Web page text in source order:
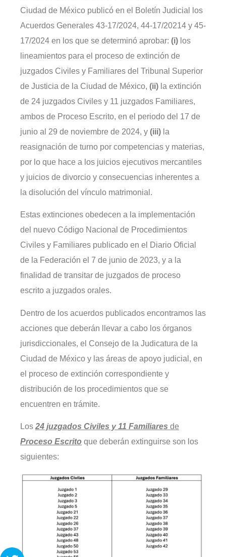
Ciudad de México publicó en el Boletín Judicial los
Acuerdos Generales 43-17/2024, 44-17/20214 y 45-
17/2024 en los que se determinó aprobar: (i) los
lineamientos para el proceso de extinción de
juzgados Civiles y Familiares del Tribunal Superior
de Justicia de la Ciudad de México, (ii) la extinción
de 24 juzgados Civiles y 11 juzgados Familiares,
ambos de Proceso Escrito, en el periodo del 17 de
junio al 29 de noviembre de 2024, y (iii) la
reasignación de turno por competencias y materias,
por lo que hace a los juicios ejecutivos mercantiles
y juicios de divorcio y consecuencias inherentes a
la disolución del vínculo matrimonial.
Estas extinciones obedecen a la implementación
del nuevo Código Nacional de Procedimientos
Civiles y Familiares publicado en el Diario Oficial
de la Federación el 7 de junio de 2023, y a la
finalidad de transitar de juzgados de proceso
escrito a juzgados orales.
Dentro de los acuerdos publicados encontramos las
acciones que deberán llevar a cabo los órganos
jurisdiccionales, el Consejo de la Judicatura de la
Ciudad de México y las áreas de apoyo judicial, en
el proceso de extinción correspondiente y
distribución de los procedimientos que se
encuentren en trámite.
Los 24 juzgados Civiles y 11 Familiares de
Proceso Escrito que deberán extinguirse son los
siguientes: